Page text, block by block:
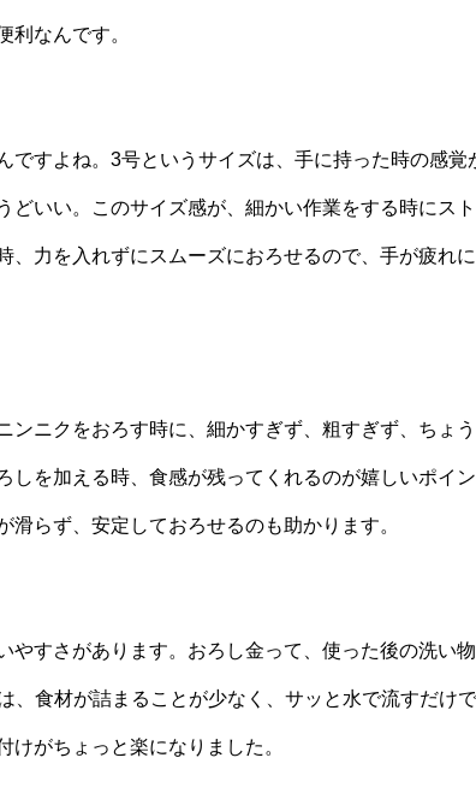
利なんです。
ですよね。3号というサイズは、手に持った時の感覚
どいい。このサイズ感が、細かい作業をする時にス
、力を入れずにスムーズにおろせるので、手が疲れ
ンニクをおろす時に、細かすぎず、粗すぎず、ちょ
しを加える時、食感が残ってくれるのが嬉しいポイ
らず、安定しておろせるのも助かります。
やすさがあります。おろし金って、使った後の洗い
、食材が詰まることが少なく、サッと水で流すだけ
がちょっと楽になりました。